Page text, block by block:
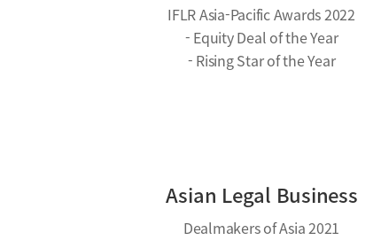
IFLR Asia-Pacific Awards 2022
- Equity Deal of the Year
- Rising Star of the Year
Asian Legal Business
Dealmakers of Asia 2021